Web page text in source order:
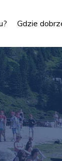
Gdzie